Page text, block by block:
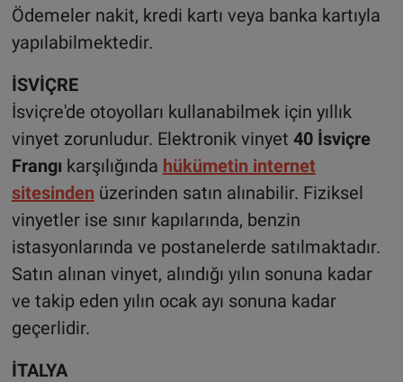
Ödemeler nakit, kredi kartı veya banka kartıyla
yapılabilmektedir.
İSVİÇRE
İsviçre'de otoyolları kullanabilmek için yıllık
vinyet zorunludur. Elektronik vinyet 40 İsviçre
Frangı karşılığında hükümetin internet
sitesinden üzerinden satın alınabilir. Fiziksel
vinyetler ise sınır kapılarında, benzin
istasyonlarında ve postanelerde satılmaktadır.
Satın alınan vinyet, alındığı yılın sonuna kadar
ve takip eden yılın ocak ayı sonuna kadar
geçerlidir.
İTALYA